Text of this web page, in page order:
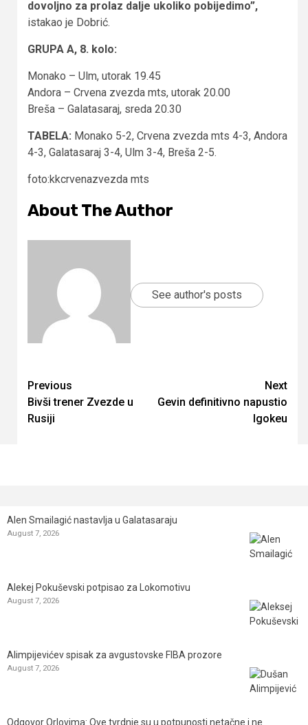
dovoljno za prolaz dalje ukoliko pobijedimo”,
istakao je Dobrić.
GRUPA A, 8. kolo:
Monako – Ulm, utorak 19.45
Andora – Crvena zvezda mts, utorak 20.00
Breša – Galatasaraj, sreda 20.30
TABELA: Monako 5-2, Crvena zvezda mts 4-3, Andora
4-3, Galatasaraj 3-4, Ulm 3-4, Breša 2-5.
foto:kkcrvenazvezda mts
About The Author
See author's posts
Continue
Reading
Previous
Bivši trener Zvezde u
Rusiji
Next
Gevin definitivno napustio
Igokeu
Alen Smailagić nastavlja u Galatasaraju
August 7, 2026
Alekej Pokuševski potpisao za Lokomotivu
August 7, 2026
Alimpijevićev spisak za avgustovske FIBA prozore
August 7, 2026
Odgovor Orlovima: ​Ove tvrdnje su u potpunosti netačne i ne